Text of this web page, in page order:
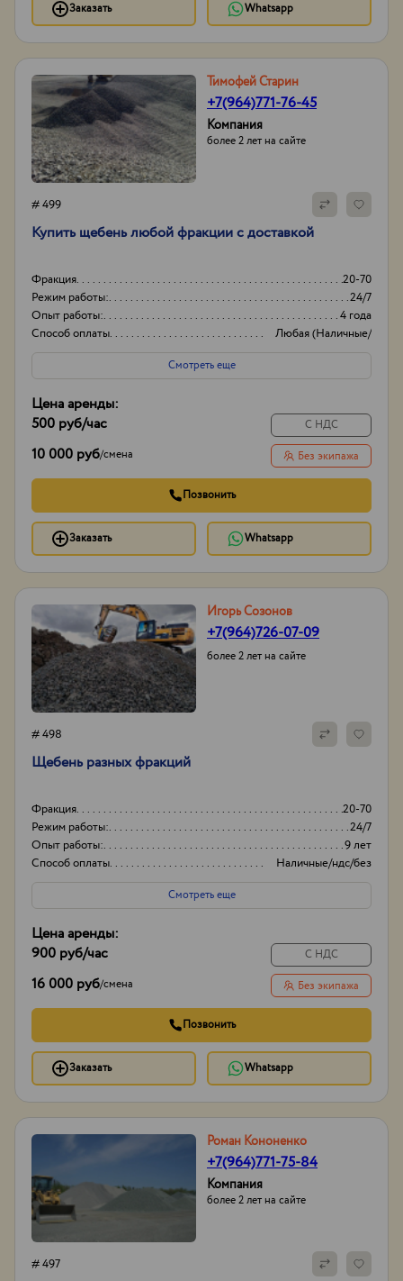
Заказать Whatsapp
Тимофей Старин
+7(964)771-76-45
Компания
более 2 лет на сайте
# 499
Купить щебень любой фракции с доставкой
Фракция
20-70
Режим работы:
24/7
Опыт работы:
4 года
Способ оплаты
Любая (Наличные/
НДС/без НДС)
Смотреть еще
Цена аренды:
500 руб/час
10 000 руб/смена
С НДС
Без экипажа
Позвонить
Заказать Whatsapp
Игорь Созонов
+7(964)726-07-09
более 2 лет на сайте
# 498
Щебень разных фракций
Фракция
20-70
Режим работы:
24/7
Опыт работы:
9 лет
Способ оплаты
Наличные/ндс/без
ндс
Смотреть еще
Цена аренды:
900 руб/час
16 000 руб/смена
С НДС
Без экипажа
Позвонить
Заказать Whatsapp
Роман Кононенко
+7(964)771-75-84
Компания
более 2 лет на сайте
# 497